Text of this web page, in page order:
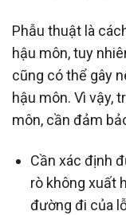
Phẫu thuật là
hậu môn, tuy
cũng có thể gây
hậu môn. Vì vậy,
môn, cần đảm
Cần xác định
rò không xuất
đường đi của